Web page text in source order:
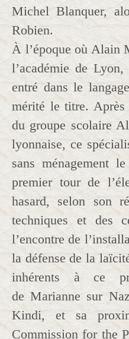
Michel Blanquer,
Robien.
À l’époque où Alain
l’académie de
entré dans le
mérité le titre. Après
du groupe scolaire
lyonnaise, ce
sans ménagement
premier tour de
hasard, selon son
techniques et des
l’encontre de
la défense de la
inhérents à ce
de Marianne sur
Kindi, et sa
Commission for the